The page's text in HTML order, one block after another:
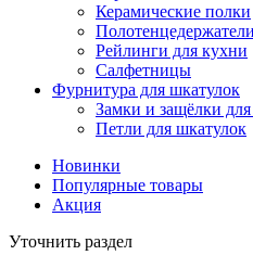
Керамические полки
Полотенцедержатели
Рейлинги для кухни
Салфетницы
Фурнитура для шкатулок
Замки и защёлки
Петли для шкатулок
Новинки
Популярные товары
Акция
Уточнить раздел